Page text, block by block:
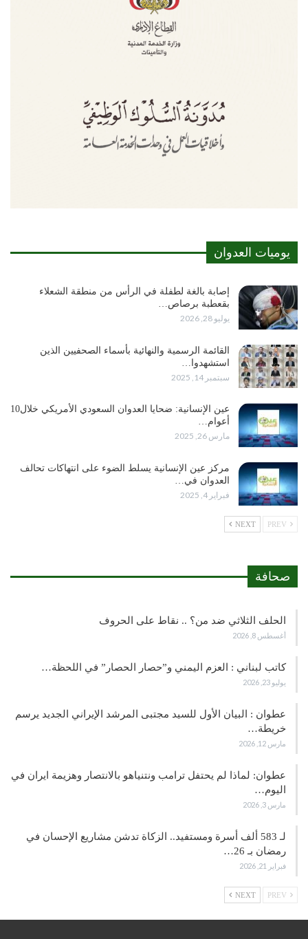
يوميات العدوان
إصابة بالغة لطفلة في الرأس من منطقة الشعلاء
بقعطبة برصاص…
يوليو 28, 2026
القائمة الرسمية والنهائية بأسماء الصحفيين الذين
استشهدوا…
سبتمبر 14, 2025
عين الإنسانية: ضحايا العدوان السعودي الأمريكي خلال10
أعوام…
مارس 26, 2025
مركز عين الإنسانية يسلط الضوء على انتهاكات تحالف
العدوان في…
فبراير 4, 2025
NEXT
صحافة
الحلف الثلاثي ضد من؟ .. نقاط على الحروف
أغسطس 8, 2026
كاتب لبناني : العزم اليمني و”حصار الحصار” في اللحظة…
يوليو 23, 2026
عطوان : البيان الأول للسيد مجتبى المرشد الإيراني الجديد يرسم
خريطة…
مارس 12, 2026
عطوان: لماذا لم يحتفل ترامب ونتنياهو بالانتصار وهزيمة ايران في
اليوم…
مارس 3, 2026
لـ 583 ألف أسرة ومستفيد.. الزكاة تدشن مشاريع الإحسان في
رمضان بـ 26…
فبراير 21, 2026
NEXT